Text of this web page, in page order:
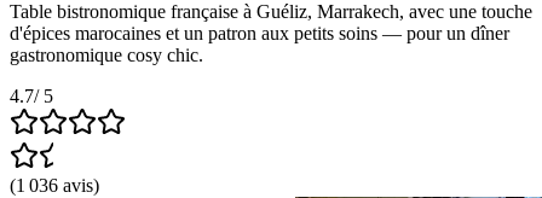
Table bistronomique française à Guéliz, Marrakech, avec une touche
d'épices marocaines et un patron aux petits soins — pour un dîner
gastronomique cosy chic.
4.7/ 5
(1 036 avis)